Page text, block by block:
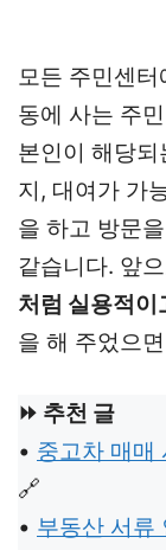
모든 주민센
동에 사는 주
본인이 해당
지, 대여가 가
을 하고 방문
같습니다. 앞
처럼 실용적이
을 해 주었으
⏩ 추천 글
• 중고차 매매
🔗
• 부동산 서류